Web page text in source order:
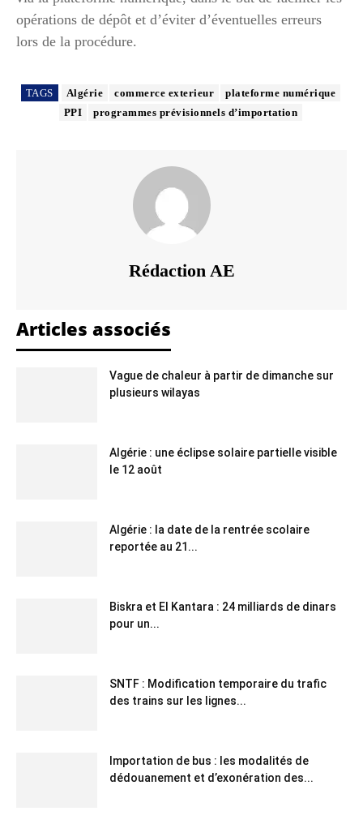
opérations de dépôt et d’éviter d’éventuelles erreurs
lors de la procédure.
TAGS Algérie commerce exterieur
plateforme numérique
PPI
programmes prévisionnels d’importation
Rédaction AE
Articles associés
Vague de chaleur à partir de dimanche sur
plusieurs wilayas
Algérie : une éclipse solaire partielle visible
le 12 août
Algérie : la date de la rentrée scolaire
reportée au 21...
Biskra et El Kantara : 24 milliards de dinars
pour un...
SNTF : Modification temporaire du trafic
des trains sur les lignes...
Importation de bus : les modalités de
dédouanement et d’exonération des...